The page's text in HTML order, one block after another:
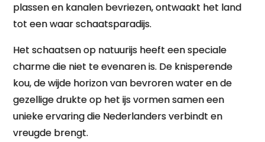
plassen en kanalen bevriezen, ontwaakt het land
tot een waar schaatsparadijs.
Het schaatsen op natuurijs heeft een speciale
charme die niet te evenaren is. De knisperende
kou, de wijde horizon van bevroren water en de
gezellige drukte op het ijs vormen samen een
unieke ervaring die Nederlanders verbindt en
vreugde brengt.